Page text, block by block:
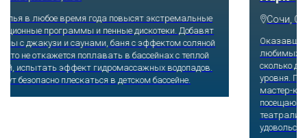
Сочи, Олимпийский проспект, 21
Оказавшись здесь, словно попадаешь в сказку: встречаешь
любимых героев русского фольклора, получаешь возможность
сколько душе угодно кататься на аттракционах европейского
уровня. Гости участвуют в увлекательных квестах и творческих
мастер-классах, прогуливаются по тематическим землям,